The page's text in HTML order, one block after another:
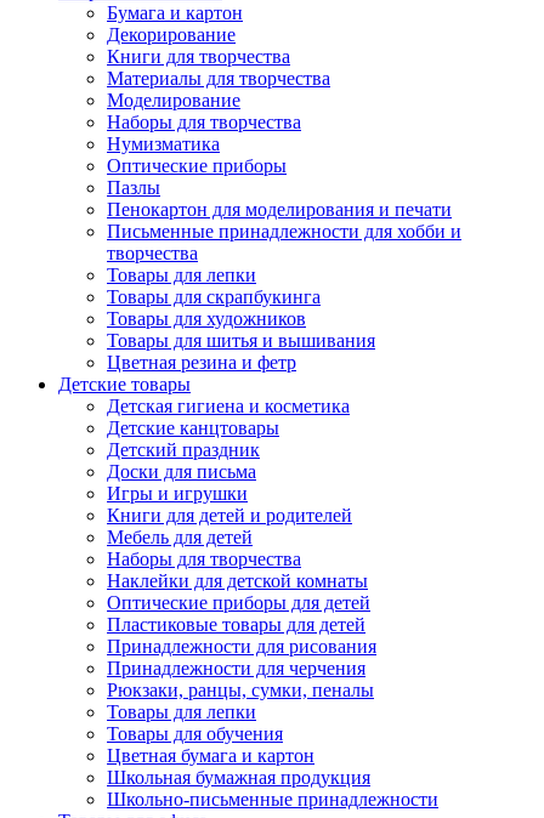
Бумага и картон
Декорирование
Книги для творчества
Материалы для творчества
Моделирование
Наборы для творчества
Нумизматика
Оптические приборы
Пазлы
Пенокартон для моделирования и печати
Письменные принадлежности для хобби и
творчества
Товары для лепки
Товары для скрапбукинга
Товары для художников
Товары для шитья и вышивания
Цветная резина и фетр
Детские товары
Детская гигиена и косметика
Детские канцтовары
Детский праздник
Доски для письма
Игры и игрушки
Книги для детей и родителей
Мебель для детей
Наборы для творчества
Наклейки для детской комнаты
Оптические приборы для детей
Пластиковые товары для детей
Принадлежности для рисования
Принадлежности для черчения
Рюкзаки, ранцы, сумки, пеналы
Товары для лепки
Товары для обучения
Цветная бумага и картон
Школьная бумажная продукция
Школьно-письменные принадлежности